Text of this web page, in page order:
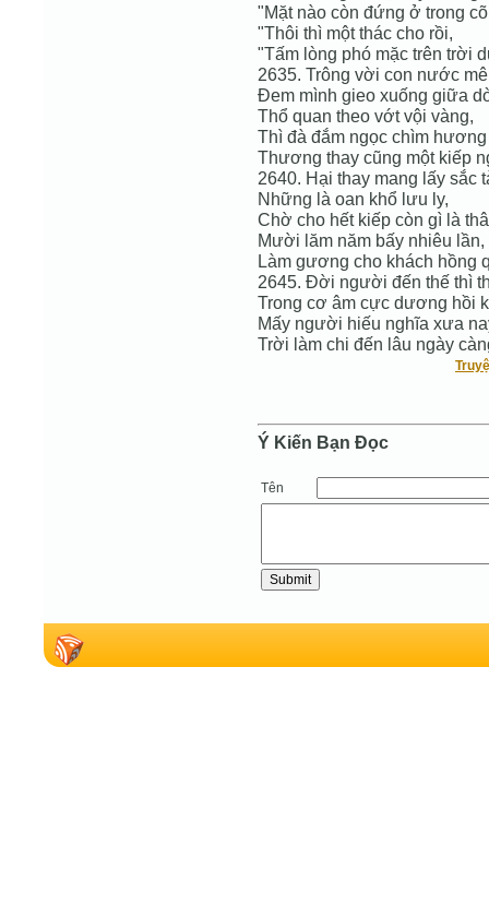
"Mặt nào còn đứng ở trong
"Thôi thì một thác cho rồi,
"Tấm lòng phó mặc trên trời
2635. Trông vời con nước
Đem mình gieo xuống giữa
Thổ quan theo vớt vội vàng,
Thì đà đắm ngọc chìm hương
Thương thay cũng một kiếp
2640. Hại thay mang lấy sắc
Những là oan khổ lưu ly,
Chờ cho hết kiếp còn gì là
Mười lăm năm bấy nhiêu lần,
Làm gương cho khách hồng
2645. Đời người đến thế thì
Trong cơ âm cực dương hồi
Mấy người hiếu nghĩa xưa
Trời làm chi đến lâu ngày
Ý Kiến Bạn Ðọc
Tên